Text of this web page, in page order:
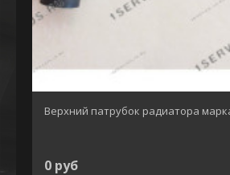
Верхний патрубок радиатора
0 руб